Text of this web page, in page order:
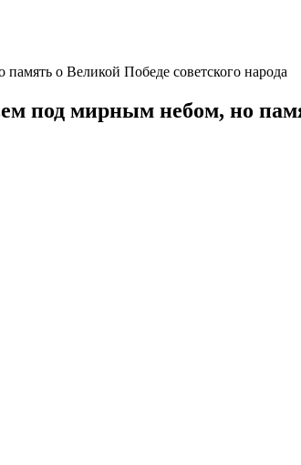
о Великой Победе советского народа
под мирным небом, но